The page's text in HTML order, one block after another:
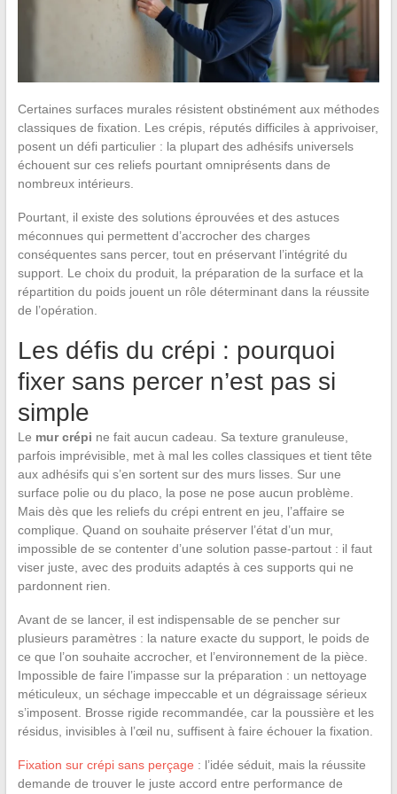
Certaines surfaces murales résistent obstinément aux méthodes
classiques de fixation. Les crépis, réputés difficiles à apprivoiser,
posent un défi particulier : la plupart des adhésifs universels
échouent sur ces reliefs pourtant omniprésents dans de
nombreux intérieurs.
Pourtant, il existe des solutions éprouvées et des astuces
méconnues qui permettent d’accrocher des charges
conséquentes sans percer, tout en préservant l’intégrité du
support. Le choix du produit, la préparation de la surface et la
répartition du poids jouent un rôle déterminant dans la réussite
de l’opération.
Les défis du crépi : pourquoi
fixer sans percer n’est pas si
simple
Le mur crépi ne fait aucun cadeau. Sa texture granuleuse,
parfois imprévisible, met à mal les colles classiques et tient tête
aux adhésifs qui s’en sortent sur des murs lisses. Sur une
surface polie ou du placo, la pose ne pose aucun problème.
Mais dès que les reliefs du crépi entrent en jeu, l’affaire se
complique. Quand on souhaite préserver l’état d’un mur,
impossible de se contenter d’une solution passe-partout : il faut
viser juste, avec des produits adaptés à ces supports qui ne
pardonnent rien.
Avant de se lancer, il est indispensable de se pencher sur
plusieurs paramètres : la nature exacte du support, le poids de
ce que l’on souhaite accrocher, et l’environnement de la pièce.
Impossible de faire l’impasse sur la préparation : un nettoyage
méticuleux, un séchage impeccable et un dégraissage sérieux
s’imposent. Brosse rigide recommandée, car la poussière et les
résidus, invisibles à l’œil nu, suffisent à faire échouer la fixation.
Fixation sur crépi sans perçage : l’idée séduit, mais la réussite
demande de trouver le juste accord entre performance de